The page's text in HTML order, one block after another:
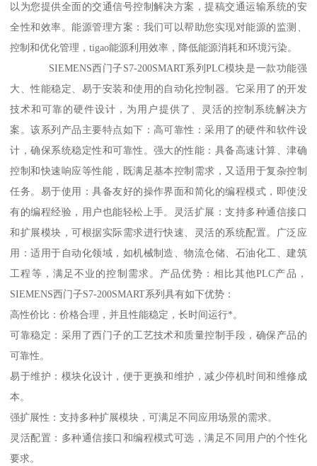
以为您提供全面的交通信号控制解决方案，提稿交通运输系统的安
全性和效率。能源管理方案：我们可以帮助您实现对能源的监测、
控制和优化管理，tigao能源利用效率，降低能源消耗和环境污染。
SIEMENS西门子S7-200SMART系列PLC模块是一款功能强
大、性能稳定、易于安装和使用的自动化控制器。它采用了的开发
技术和可靠的硬件设计，为用户提供了、灵活的控制系统解决方
案。该系列产品主要特点如下：高可靠性：采用了的硬件和软件设
计，确保系统稳定性和可靠性。强大的性能：具备高速计算、津确
控制和快速响应等性能，既满足基本控制需求，又适用于复杂控制
任务。易于使用：具备友好的操作界面和简化的编程模式，即使没
有的编程经验，用户也能轻松上手。灵活扩展：支持多种通信接口
和扩展模块，可根据实际需求进行快速、灵活的系统配置。广泛应
用：适用于自动化领域，如机械制造、物流仓储、石油化工、建筑
工程等，满足不业的控制需求。产品优势：相比其他PLC产品，
SIEMENS西门子S7-200SMART系列具有如下优势：
高性价比：价格合理，并且性能稳定，长时间运行*。
可靠稳定：采用了西门子的工艺技术和质量控制手段，确保产品的
可靠性。
易于维护：模块化设计，便于更换和维护，减少停机时间和维修成
本。
强扩展性：支持多种扩展模块，可满足不同应用场景的需求。
灵活配置：多种通信接口和编程模式可选，满足不同用户的个性化
要求。